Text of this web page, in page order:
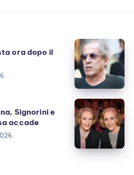
ora dopo il
Adriano
Celentano,
spunta
figlio
segreto?
Signorini e
accade
Gemelle
Kessler,
suicidio
assistito